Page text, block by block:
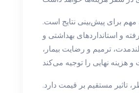
برای پیش‌بینی نتایج است.
و استانداردهای بهداشتی و
ترمیم و رضایت بیمار،
تاثیر مستقیم بر قیمت دارد.